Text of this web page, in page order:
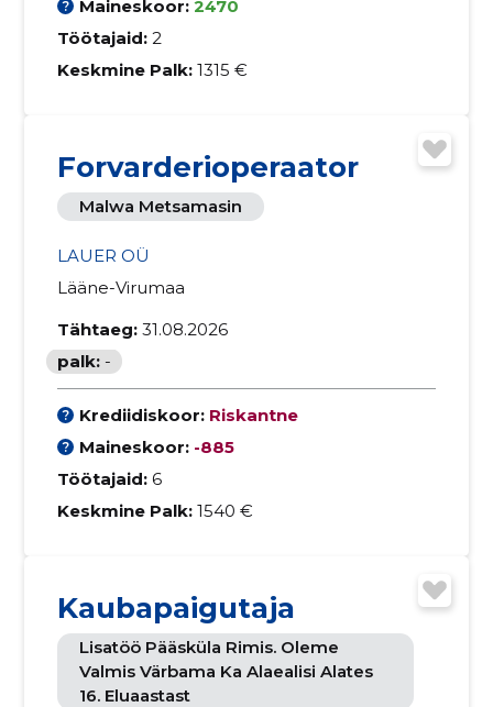
Maineskoor: 2470
Töötajaid: 2
Keskmine Palk: 1315 €
Forvarderioperaator
Malwa Metsamasin
LAUER OÜ
Lääne-Virumaa
Tähtaeg: 31.08.2026
palk: -
Krediidiskoor: Riskantne
Maineskoor: -885
Töötajaid: 6
Keskmine Palk: 1540 €
Kaubapaigutaja
Lisatöö Pääsküla Rimis. Oleme
Valmis Värbama Ka Alaealisi Alates
16. Eluaastast